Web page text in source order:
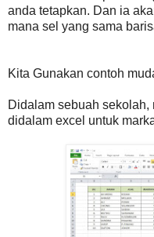
anda tetapkan. Dan ia
mana sel yang sama
Kita Gunakan contoh
Didalam sebuah
didalam excel untuk